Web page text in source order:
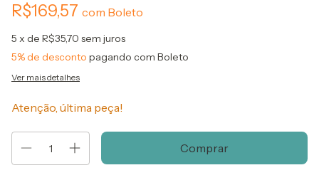
R$169,57 com Boleto
5 x de R$35,70 sem juros
5% de desconto pagando com Boleto
Ver mais detalhes
Atenção, última peça!